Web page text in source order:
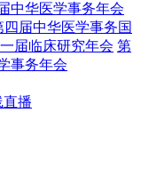
中华医学事务年会
四届中华医学事务国
届临床研究年会 第
事务年会
直播